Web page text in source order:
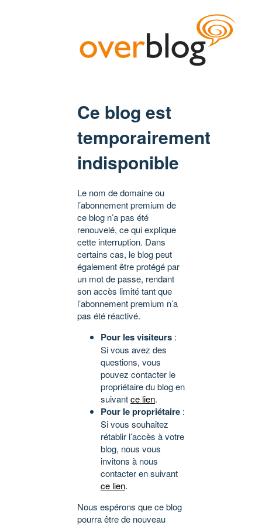
Ce blog est
temporairement
indisponible
Le nom de domaine ou
l’abonnement premium de
ce blog n’a pas été
renouvelé, ce qui explique
cette interruption. Dans
certains cas, le blog peut
également être protégé par
un mot de passe, rendant
son accès limité tant que
l’abonnement premium n’a
pas été réactivé.
Pour les visiteurs :
Si vous avez des
questions, vous
pouvez contacter le
propriétaire du blog en
suivantce lien.
Pour le propriétaire :
Si vous souhaitez
rétablir l’accès à votre
blog, nous vous
invitons à nous
contacter en suivant
ce lien.
Nous espérons que ce blog
pourra être de nouveau